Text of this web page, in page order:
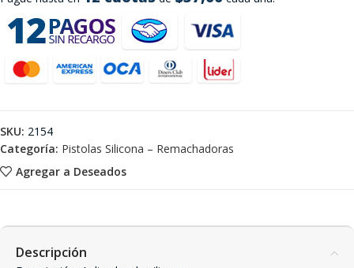
Agregar a Deseados
SKU: 2154
Categoría: Pistolas Silicona – Remachadoras
Descripción